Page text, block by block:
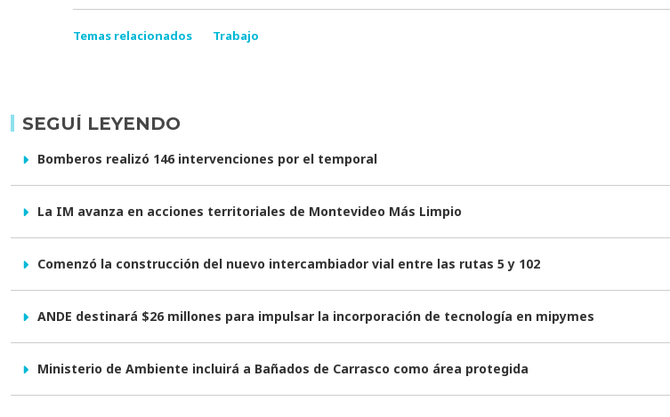
Temas relacionados Trabajo
SEGUÍ LEYENDO
Bomberos realizó 146 intervenciones por el temporal
La IM avanza en acciones territoriales de Montevideo Más Limpio
Comenzó la construcción del nuevo intercambiador vial entre las rutas 5 y 102
ANDE destinará $26 millones para impulsar la incorporación de tecnología en mipymes
Ministerio de Ambiente incluirá a Bañados de Carrasco como área protegida